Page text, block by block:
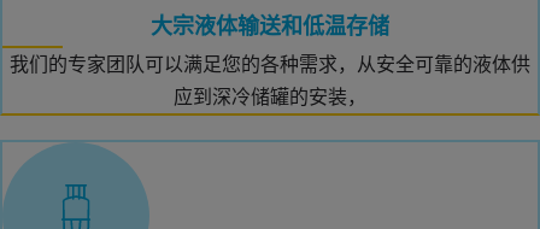
大宗液体输送和低温存储
我们的专家团队可以满足您的各种需求，从安全可靠的液体供
应到深冷储罐的安装，